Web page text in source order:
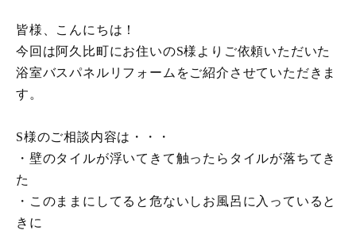
皆様、こんにちは！
今回は阿久比町にお住いのS様よりご依頼いただいた
浴室バスパネルリフォームをご紹介させていただきま
す。
S様のご相談内容は・・・
・壁のタイルが浮いてきて触ったらタイルが落ちてき
た
・このままにしてると危ないしお風呂に入っていると
きに